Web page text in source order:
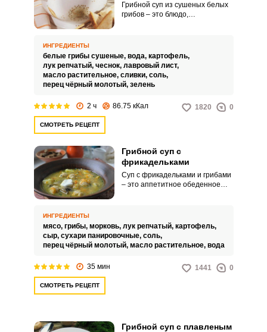
Грибной суп из сушеных белых
грибов – это блюдо,
в воде и затем используются
для создания ароматного и
насыщенного супа. Этот суп
обычно включает в себя такие
ингредиенты, как картофель,
сливки (по желанию).
ИНГРЕДИЕНТЫ
белые грибы сушеные, вода, картофель,
лук репчатый, чеснок, лавровый лист,
масло растительное, сливки, соль,
перец чёрный молотый, зелень
2 ч 86.75 кКал 1820 0
СМОТРЕТЬ РЕЦЕПТ
Грибной суп с
фрикадельками
Суп с фрикадельками и грибами
– это аппетитное обеденное
свойствами и несложным
кулинарным процессом.
ИНГРЕДИЕНТЫ
мясо, грибы, морковь, лук репчатый, картофель,
сыр, сухари панировочные, соль,
перец чёрный молотый, масло растительное, вода
35 мин 1441 0
СМОТРЕТЬ РЕЦЕПТ
Грибной суп с плавленым